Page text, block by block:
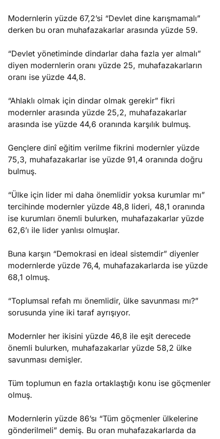
Modernlerin yüzde 67,2’si “Devlet dine karışmamalı”
derken bu oran muhafazakarlar arasında yüzde 59.
“Devlet yönetiminde dindarlar daha fazla yer almalı”
diyen modernlerin oranı yüzde 25, muhafazakarların
oranı ise yüzde 44,8.
“Ahlaklı olmak için dindar olmak gerekir” fikri
modernler arasında yüzde 25,2, muhafazakarlar
arasında ise yüzde 44,6 oranında karşılık bulmuş.
Gençlere dinî eğitim verilme fikrini modernler yüzde
75,3, muhafazakarlar ise yüzde 91,4 oranında doğru
bulmuş.
“Ülke için lider mi daha önemlidir yoksa kurumlar mı”
tercihinde modernler yüzde 48,8 lideri, 48,1 oranında
ise kurumları önemli bulurken, muhafazakarlar yüzde
62,6’ı ile lider yanlısı olmuşlar.
Buna karşın “Demokrasi en ideal sistemdir” diyenler
modernlerde yüzde 76,4, muhafazakarlarda ise yüzde
68,1 olmuş.
“Toplumsal refah mı önemlidir, ülke savunması mı?”
sorusunda yine iki taraf ayrışıyor.
Modernler her ikisini yüzde 46,8 ile eşit derecede
önemli bulurken, muhafazakarlar yüzde 58,2 ülke
savunması demişler.
Tüm toplumun en fazla ortaklaştığı konu ise göçmenler
olmuş.
Modernlerin yüzde 86’sı “Tüm göçmenler ülkelerine
gönderilmeli” demiş. Bu oran muhafazakarlarda da